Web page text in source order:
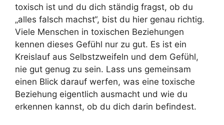
toxisch ist und du dich ständig fragst, ob du
„alles falsch machst“, bist du hier genau richtig.
Viele Menschen in toxischen Beziehungen
kennen dieses Gefühl nur zu gut. Es ist ein
Kreislauf aus Selbstzweifeln und dem Gefühl,
nie gut genug zu sein. Lass uns gemeinsam
einen Blick darauf werfen, was eine toxische
Beziehung eigentlich ausmacht und wie du
erkennen kannst, ob du dich darin befindest.